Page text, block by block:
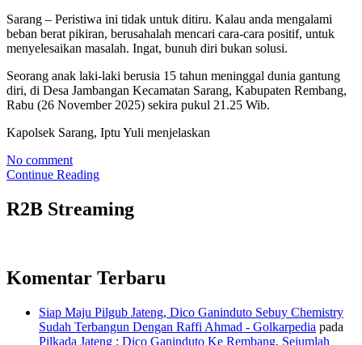
Sarang – Peristiwa ini tidak untuk ditiru. Kalau anda mengalami
beban berat pikiran, berusahalah mencari cara-cara positif, untuk
menyelesaikan masalah. Ingat, bunuh diri bukan solusi.
Seorang anak laki-laki berusia 15 tahun meninggal dunia gantung
diri, di Desa Jambangan Kecamatan Sarang, Kabupaten Rembang,
Rabu (26 November 2025) sekira pukul 21.25 Wib.
Kapolsek Sarang, Iptu Yuli menjelaskan
No comment
Continue Reading
R2B Streaming
Komentar Terbaru
Siap Maju Pilgub Jateng, Dico Ganinduto Sebuy Chemistry
Sudah Terbangun Dengan Raffi Ahmad - Golkarpedia pada
Pilkada Jateng : Dico Ganinduto Ke Rembang, Sejumlah